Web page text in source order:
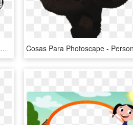
¿sabias Que El Cerebro Humano Puede Procesar Una Imagen - Q Dance Design, HD Png Download